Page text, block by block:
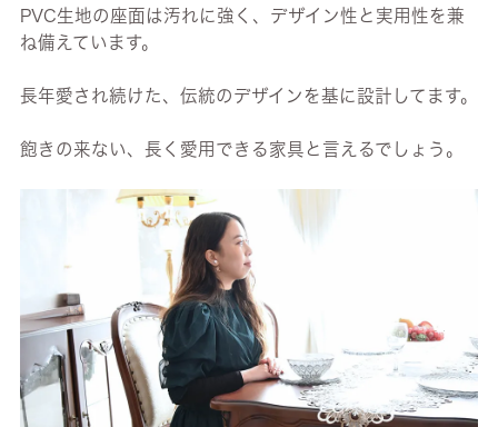
PVC生地の座面は汚れに強く、デザイン性と実用性を兼
ね備えています。
長年愛され続けた、伝統のデザインを基に設計してます。
飽きの来ない、長く愛用できる家具と言えるでしょう。